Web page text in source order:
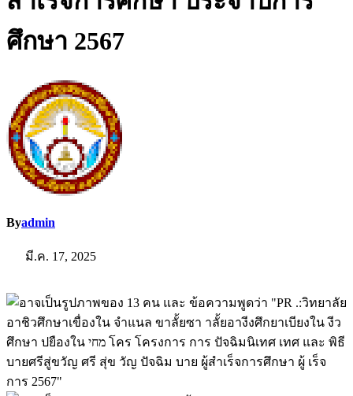
ศึกษา 2567
Byadmin
มี.ค. 17, 2025